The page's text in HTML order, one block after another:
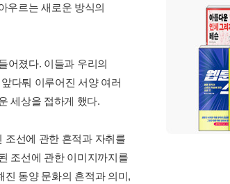
우르는 새로운 방식의
어졌다. 이들과 우리의
다퉈 이루어진 서양 여러
세상을 접하게 했다.
조선에 관한 흔적과 자취를
조선에 관한 이미지까지를
동양 문화의 흔적과 의미,